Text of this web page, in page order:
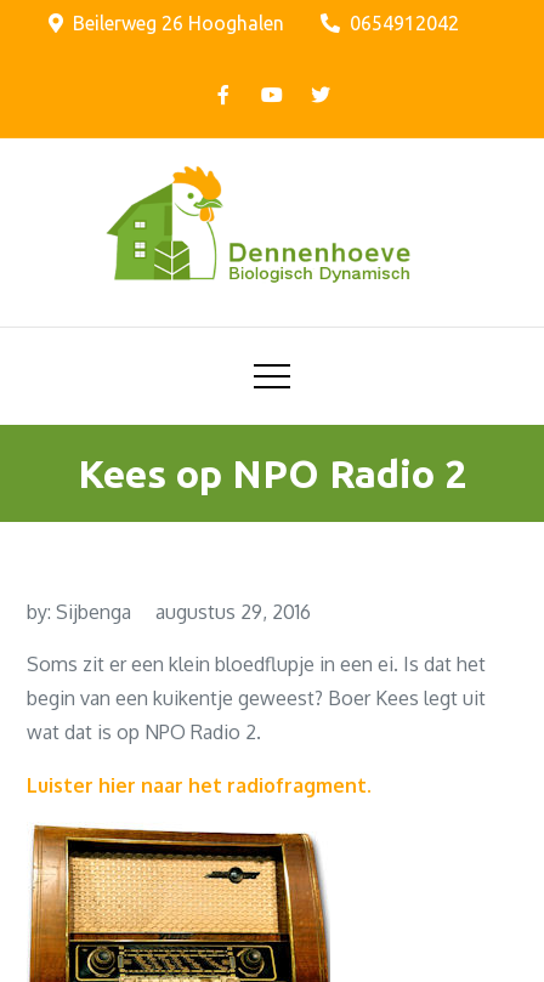
Beilerweg 26 Hooghalen 0654912042
Biologisch
Kees op NPO Radio 2
by:Sijbenga augustus 29, 2016
Soms zit er een klein bloedflupje in een ei. Is dat het
begin van een kuikentje geweest? Boer Kees legt uit
wat dat is op NPO Radio 2.
Luister hier naar het radiofragment.